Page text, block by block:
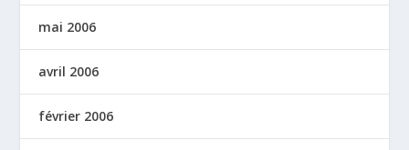
mai 2006
avril 2006
février 2006